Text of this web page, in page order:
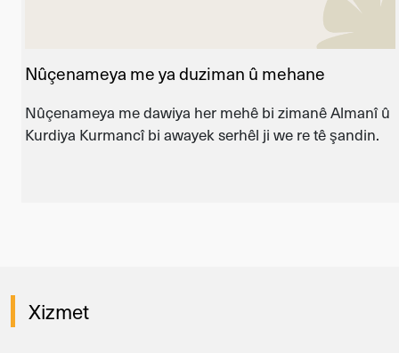
Nûçenameya me ya duziman û mehane
Nûçenameya me dawiya her mehê bi zimanê Almanî û
Kurdiya Kurmancî bi awayek serhêl ji we re tê şandin.
Xizmet